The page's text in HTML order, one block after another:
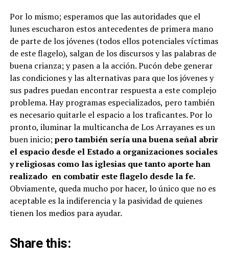
Por lo mismo; esperamos que las autoridades que el
lunes escucharon estos antecedentes de primera mano
de parte de los jóvenes (todos ellos potenciales víctimas
de este flagelo), salgan de los discursos y las palabras de
buena crianza; y pasen a la acción. Pucón debe generar
las condiciones y las alternativas para que los jóvenes y
sus padres puedan encontrar respuesta a este complejo
problema. Hay programas especializados, pero también
es necesario quitarle el espacio a los traficantes. Por lo
pronto, iluminar la multicancha de Los Arrayanes es un
buen inicio;pero también sería una buena señal abrir
el espacio desde el Estado a organizaciones sociales
y religiosas como las iglesias que tanto aporte han
realizado en combatir este flagelo desde la fe.
Obviamente, queda mucho por hacer, lo único que no es
aceptable es la indiferencia y la pasividad de quienes
tienen los medios para ayudar.
Share this: